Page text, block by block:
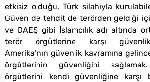
etkisiz olduğu, Türk silahıyla
Güven de tehdit de terörden geldiği
ve DAEŞ gibi İslamcılık adı altında
terör örgütlerine karşı güvenlik
Amerika’nın güvenlik kavramına
örgütlerinin güvenliğini
örgütlerini kendi güvenliğine karşı